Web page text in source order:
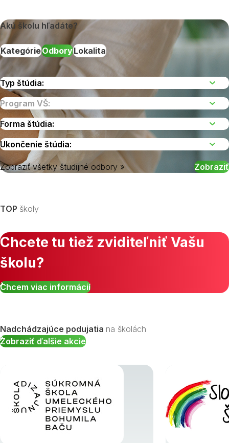
Akú školu hľadáte?
KategórieOdboryLokalita
Zobraziť všetky študijné odbory »
TOP školy
Chcete tu tiež zviditeľniť Vašu
školu?
Chcem viac informácií
Nadchádzajúce podujatia na školách
Zobraziť ďalšie akcie